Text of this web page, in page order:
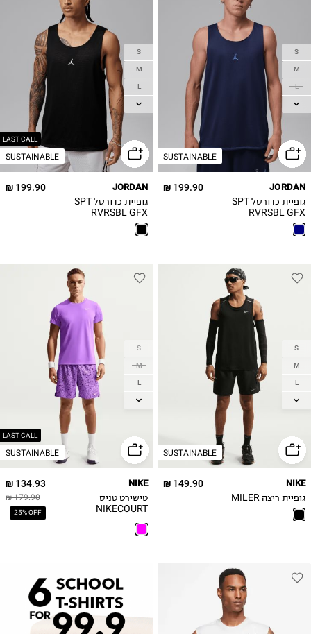
SUSTAINABLE
S
M
L
XL
199.90 ₪ JORDAN
גופיית כדורסל SPT
RVRSBL GFX
LAST CALL
SUSTAINABLE
S
M
L
XL
3XL
199.90 ₪ JORDAN
גופיית כדורסל SPT
RVRSBL GFX
SUSTAINABLE
S
M
L
XL
149.90 ₪ NIKE
גופיית ריצה MILER
LAST CALL
SUSTAINABLE
S
M
L
XL
134.93 ₪
179.90 ₪
25% OFF
NIKE
טישירט טניס
NIKECOURT